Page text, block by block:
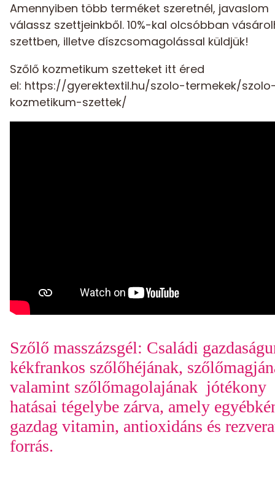
Amennyiben több terméket szeretnél, javaslom
válassz szettjeinkből. 10%-kal olcsóbban
szettben, illetve díszcsomagolással küldjük!
Szőlő kozmetikum szetteket itt éred
el: https://gyerektextil.hu/szolo-termekek/szolo-
kozmetikum-szettek/
Szőlő masszázsgél: Családi
kékfrankos szőlőhéjának,
valamint szőlőmagolajának jótékony
hatásai tégelybe zárva, amely
gazdag vitamin, antioxidáns és
forrás.